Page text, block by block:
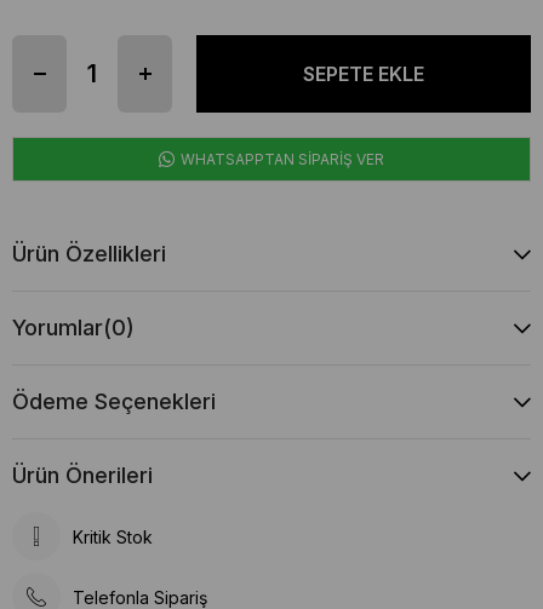
WHATSAPPTAN SİPARİŞ VER
Ürün Özellikleri
Yorumlar(0)
Ödeme Seçenekleri
Ürün Önerileri
Kritik Stok
Telefonla Sipariş